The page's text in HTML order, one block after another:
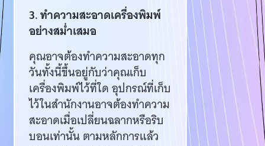
3. ทำความสะอาดเครื่องพิมพ์
อย่างสม่ำเสมอ
คุณอาจต้องทำความสะอาดทุก
วันทั้งนี้ขึ้นอยู่กับว่าคุณเก็บ
เครื่องพิมพ์ไว้ที่ใด อุปกรณ์ที่เก็บ
ไว้ในสำนักงานอาจต้องทำความ
สะอาดเมื่อเปลี่ยนฉลากหรือริบ
บอนเท่านั้น ตามหลักการแล้ว